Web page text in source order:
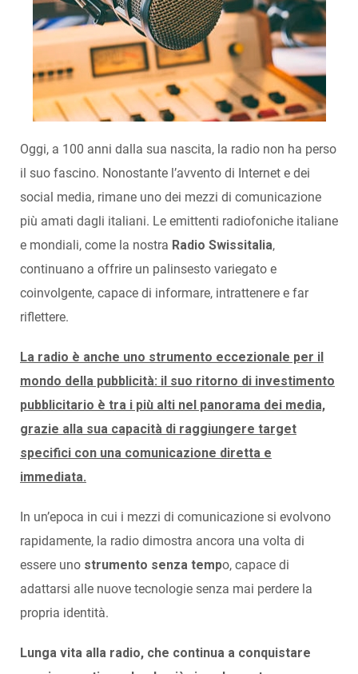
Oggi, a 100 anni dalla sua nascita, la radio non ha perso
il suo fascino. Nonostante l’avvento di Internet e dei
social media, rimane uno dei mezzi di comunicazione
più amati dagli italiani. Le emittenti radiofoniche italiane
e mondiali, come la nostra Radio Swissitalia,
continuano a offrire un palinsesto variegato e
coinvolgente, capace di informare, intrattenere e far
riflettere.
La radio è anche uno strumento eccezionale per il
mondo della pubblicità: il suo ritorno di investimento
pubblicitario è tra i più alti nel panorama dei media,
grazie alla sua capacità di raggiungere target
specifici con una comunicazione diretta e
immediata.
In un’epoca in cui i mezzi di comunicazione si evolvono
rapidamente, la radio dimostra ancora una volta di
essere uno strumento senza tempo, capace di
adattarsi alle nuove tecnologie senza mai perdere la
propria identità.
Lunga vita alla radio, che continua a conquistare